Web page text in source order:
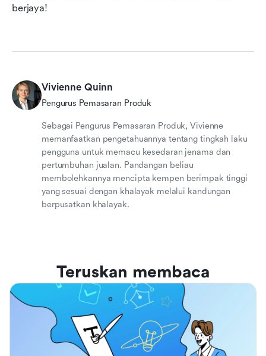
berjaya!
Vivienne Quinn
Pengurus Pemasaran Produk
Sebagai Pengurus Pemasaran Produk, Vivienne
memanfaatkan pengetahuannya tentang tingkah laku
pengguna untuk memacu kesedaran jenama dan
pertumbuhan jualan. Pandangan beliau
membolehkannya mencipta kempen berimpak tinggi
yang sesuai dengan khalayak melalui kandungan
berpusatkan khalayak.
Teruskan membaca